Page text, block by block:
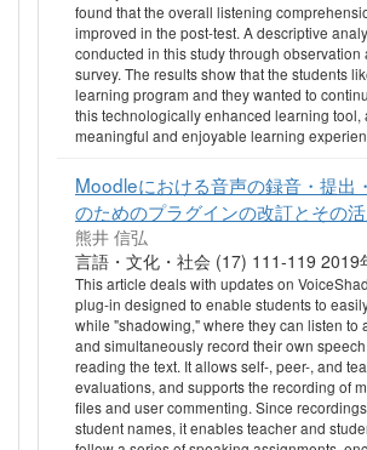
found that the overall listening
improved in the post-test. A descriptive
conducted in this study through observation
survey. The results show that the students
learning program and they wanted to
this technologically enhanced learning tool,
meaningful and enjoyable learning
Moodleにおける音声の録音・提出
のためのプラグインの改訂とその
熊井 信弘
言語・文化・社会 (17) 111-119 2019
This article deals with updates on
plug-in designed to enable students to
while "shadowing," where they can listen to
and simultaneously record their own
reading the text. It allows self-, peer-, and
evaluations, and supports the recording of
files and user commenting. Since
student names, it enables teacher and